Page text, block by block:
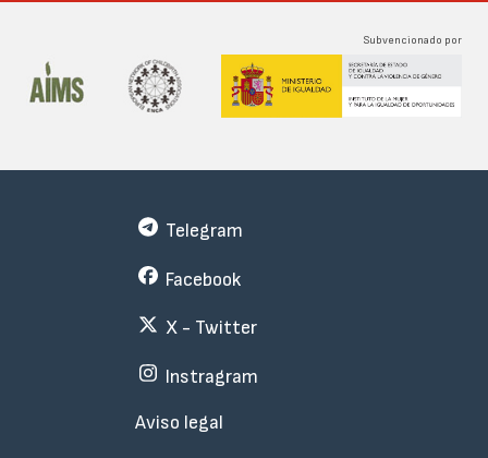
Subvencionado por
Subfooter
Telegram
Facebook
X - Twitter
Instragram
Aviso legal